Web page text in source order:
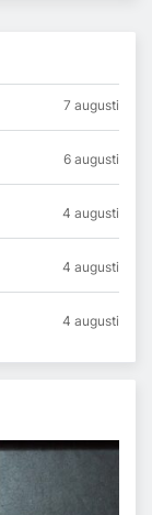
7 augusti
6 augusti
4 augusti
4 augusti
4 augusti